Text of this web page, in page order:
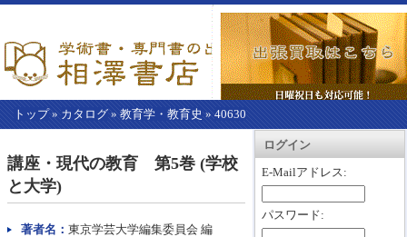
トップ» カタログ » 教育学・教育史 » 40630
カートを見る
ログイン
E-Mailアドレス:
パスワード:
こ
か
ら
本
文】
講座・現代の教育 第5巻 (学校
と大学)
著者名： 東京学芸大学編集委員会 編